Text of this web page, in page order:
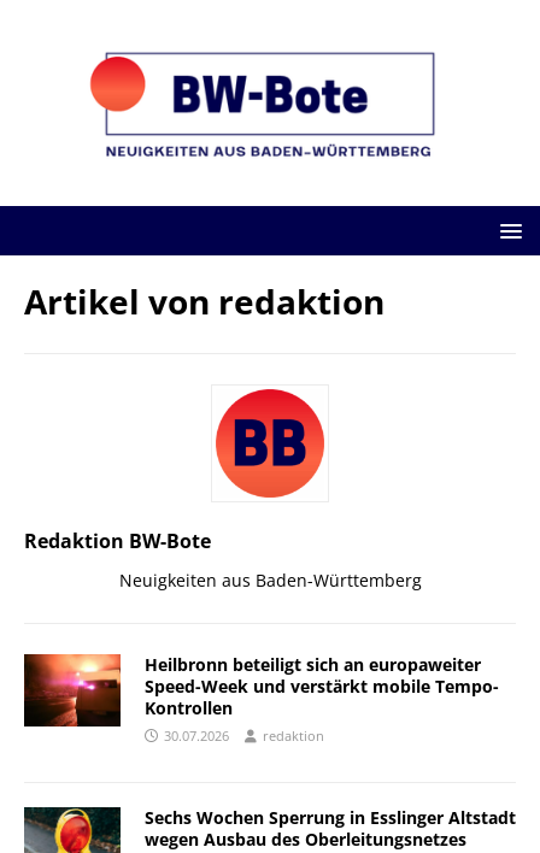
Artikel von redaktion
Redaktion BW-Bote
Neuigkeiten aus Baden-Württemberg
Heilbronn beteiligt sich an europaweiter
Speed-Week und verstärkt mobile Tempo-
Kontrollen
30.07.2026 redaktion
Sechs Wochen Sperrung in Esslinger Altstadt
wegen Ausbau des Oberleitungsnetzes